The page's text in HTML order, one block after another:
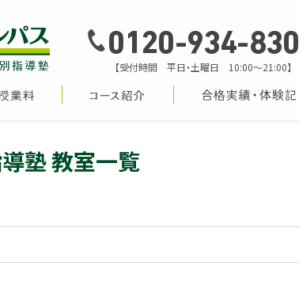
0120-934-830
【受付時間 平日・土曜日 10:00～21:00】
塾 教室一覧